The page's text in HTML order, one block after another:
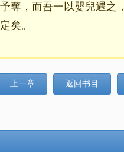
奪，而吾一以嬰兒遇之
矣。
上一章 返回书目